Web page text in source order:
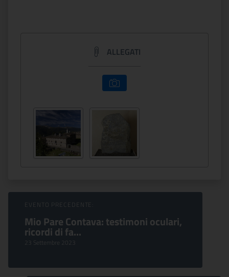
ALLEGATI
Sfoglia Eventi
EVENTO PRECEDENTE:
Mio Pare Contava: testimoni oculari,
ricordi di fa...
23 Settembre 2023